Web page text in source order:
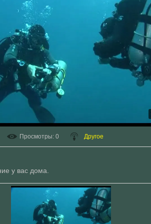
Просмотры: 0 Другое
у вас дома.